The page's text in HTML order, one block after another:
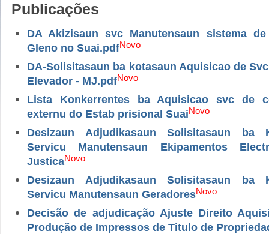
Publicações
DA Akizisaun svc Manutensaun sistema
Gleno no Suai.pdfNovo
DA-Solisitasaun ba kotasaun Aquisicao de
Elevador - MJ.pdfNovo
Lista Konkerrentes ba Aquisicao svc de
externu do Estab prisional SuaiNovo
Desizaun Adjudikasaun Solisitasaun ba
Servicu Manutensaun Ekipamentos
JusticaNovo
Desizaun Adjudikasaun Solisitasaun ba
Servicu Manutensaun GeradoresNovo
Decisão de adjudicação Ajuste Direito
Produção de Impressos de Titulo de